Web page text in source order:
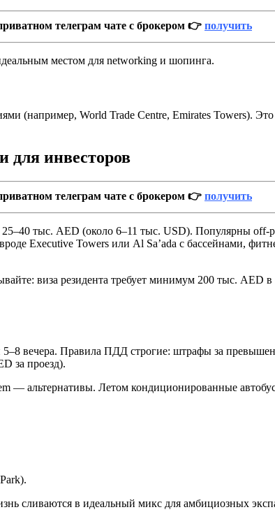
телеграм чате с брокером 👉 получить
местом для networking и шопинга.
(например, World Trade Centre, Emirates Towers).
для инвесторов
телеграм чате с брокером 👉 получить
тыс. AED (около 6–11 тыс. USD). Популярны
Executive Towers или Al Sa’ada с бассейнами,
виза резидента требует минимум 200 тыс.
вечера. Правила ПДД строгие: штрафы за
за проезд).
— альтернативы. Летом кондиционированные
сливаются в идеальный микс для амбициозных